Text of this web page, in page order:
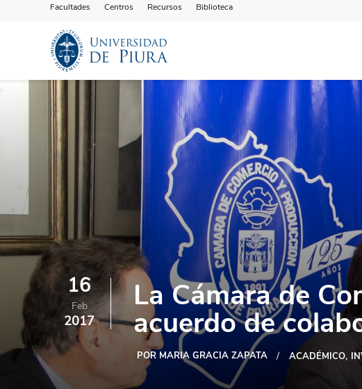
Facultades Centros Recursos Biblioteca
16
Feb
2017
La Cámara de
acuerdo de
POR MARIA GRACIA ZAPATA ACADÉMICO